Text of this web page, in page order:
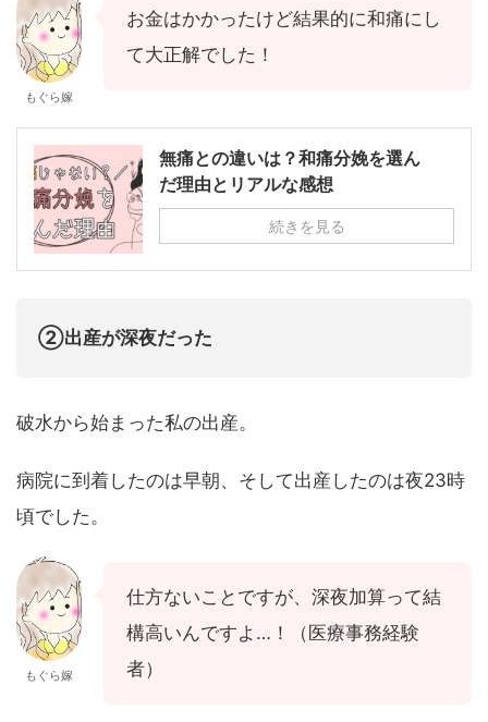
もぐら嫁
お金はかかったけど結果的に和痛にし
て大正解でした！
無痛との違いは？和痛分娩を選ん
だ理由とリアルな感想
続きを見る
②出産が深夜だった
破水から始まった私の出産。
病院に到着したのは早朝、そして出産したのは夜23時
頃でした。
もぐら嫁
仕方ないことですが、深夜加算って結
構高いんですよ…！（医療事務経験
者）